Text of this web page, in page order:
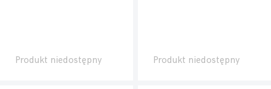
Produkt niedostępny Produkt niedostępny